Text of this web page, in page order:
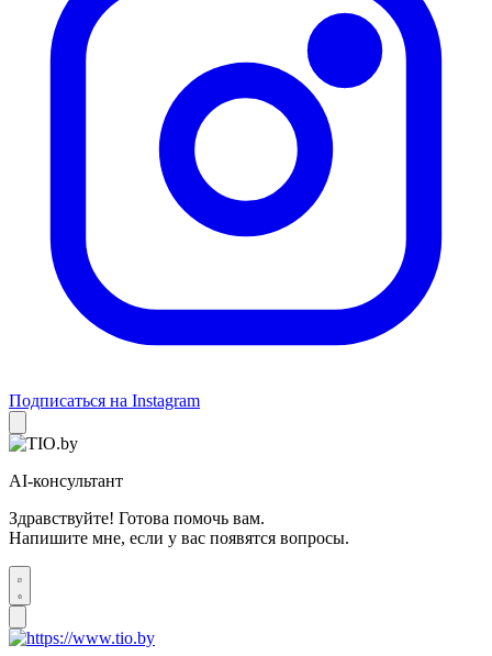
Подписаться на Instagram
AI-консультант
Здравствуйте! Готова помочь вам.
Напишите мне, если у вас появятся вопросы.